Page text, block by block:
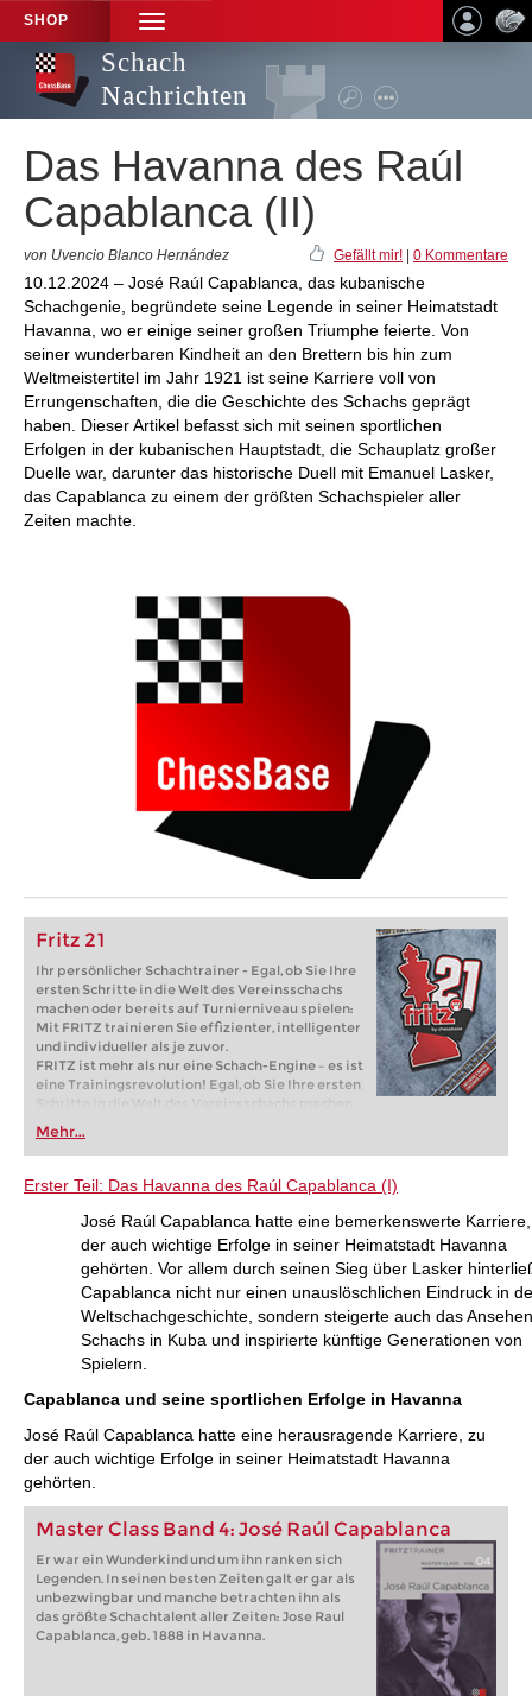
SHOP
TOGGLE
NAVIGATION
Schach
Nachrichten
Das Havanna des Raúl
Capablanca (II)
von Uvencio Blanco Hernández Gefällt mir! 0 Kommentare
10.12.2024 – José Raúl Capablanca, das kubanische
Schachgenie, begründete seine Legende in seiner Heimatstadt
Havanna, wo er einige seiner großen Triumphe feierte. Von
seiner wunderbaren Kindheit an den Brettern bis hin zum
Weltmeistertitel im Jahr 1921 ist seine Karriere voll von
Errungenschaften, die die Geschichte des Schachs geprägt
haben. Dieser Artikel befasst sich mit seinen sportlichen
Erfolgen in der kubanischen Hauptstadt, die Schauplatz großer
Duelle war, darunter das historische Duell mit Emanuel Lasker,
das Capablanca zu einem der größten Schachspieler aller
Zeiten machte.
Fritz 21
Ihr persönlicher Schachtrainer - Egal, ob Sie Ihre
ersten Schritte in die Welt des Vereinsschachs
machen oder bereits auf Turnierniveau spielen:
Mit FRITZ trainieren Sie effizienter, intelligenter
und individueller als je zuvor.
FRITZ ist mehr als nur eine Schach-Engine – es ist
eine Trainingsrevolution! Egal, ob Sie Ihre ersten
Schritte in die Welt des Vereinsschachs machen
oder bereits auf Turnierniveau spielen: Mit
FRITZ trainieren Sie effizienter, intelligenter und
individueller als je zuvor.
Mehr...
Erster Teil: Das Havanna des Raúl Capablanca (I)
José Raúl Capablanca hatte eine bemerkenswerte
der auch wichtige Erfolge in seiner Heimatstadt Havanna
gehörten. Vor allem durch seinen Sieg über Lasker
Capablanca nicht nur einen unauslöschlichen Eindruck in
Weltschachgeschichte, sondern steigerte auch das
Schachs in Kuba und inspirierte künftige Generationen von
Spielern.
Capablanca und seine sportlichen Erfolge in Havanna
José Raúl Capablanca hatte eine herausragende Karriere, zu
der auch wichtige Erfolge in seiner Heimatstadt Havanna
gehörten.
Master Class Band 4: José Raúl Capablanca
Er war ein Wunderkind und um ihn ranken sich
Legenden. In seinen besten Zeiten galt er gar als
unbezwingbar und manche betrachten ihn als
das größte Schachtalent aller Zeiten: Jose Raul
Capablanca, geb. 1888 in Havanna.